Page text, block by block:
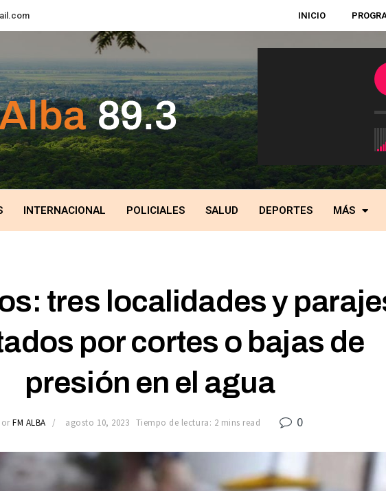
INICIO
INTERNACIONAL POLICIALES SALUD DEPORTES MÁS
tres localidades y
por cortes o bajas de
presión en el agua
FM ALBA agosto 10, 2023 Tiempo de lectura: 2 mins read 0